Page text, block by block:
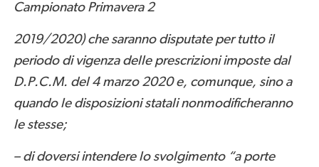
Campionato Primavera 2
2019/2020) che saranno disputate per tutto il
periodo di vigenza delle prescrizioni imposte dal
D.P.C.M. del 4 marzo 2020 e, comunque, sino a
quando le disposizioni statali nonmodificheranno
le stesse;
– di doversi intendere lo svolgimento “a porte